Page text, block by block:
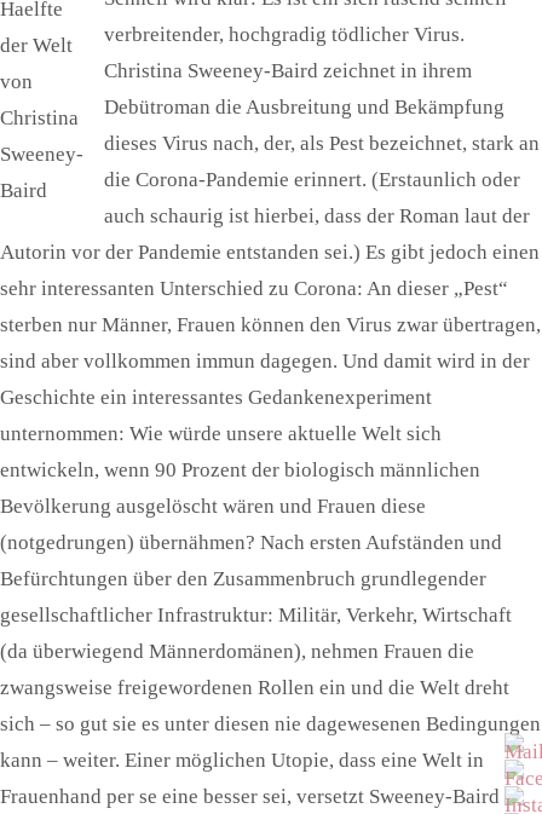
Haelfte
der Welt
von
Christina
Sweeney-
Baird
verbreitender, hochgradig tödlicher Virus.
Christina Sweeney-Baird zeichnet in ihrem
Debütroman die Ausbreitung und Bekämpfung
dieses Virus nach, der, als Pest bezeichnet, stark an
die Corona-Pandemie erinnert. (Erstaunlich oder
auch schaurig ist hierbei, dass der Roman laut der
Autorin vor der Pandemie entstanden sei.) Es gibt jedoch einen
sehr interessanten Unterschied zu Corona: An dieser „Pest“
sterben nur Männer, Frauen können den Virus zwar übertragen,
sind aber vollkommen immun dagegen. Und damit wird in der
Geschichte ein interessantes Gedankenexperiment
unternommen: Wie würde unsere aktuelle Welt sich
entwickeln, wenn 90 Prozent der biologisch männlichen
Bevölkerung ausgelöscht wären und Frauen diese
(notgedrungen) übernähmen? Nach ersten Aufständen und
Befürchtungen über den Zusammenbruch grundlegender
gesellschaftlicher Infrastruktur: Militär, Verkehr, Wirtschaft
(da überwiegend Männerdomänen), nehmen Frauen die
zwangsweise freigewordenen Rollen ein und die Welt dreht
sich – so gut sie es unter diesen nie dagewesenen Bedingungen
kann – weiter. Einer möglichen Utopie, dass eine Welt in
Frauenhand per se eine besser sei, versetzt Sweeney-Baird